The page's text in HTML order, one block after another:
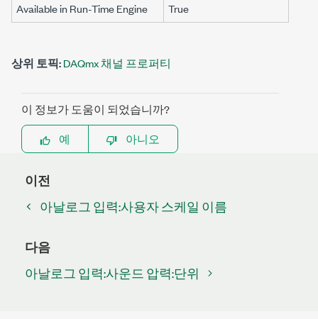
Available in Run-Time Engine
True
상위 토픽:DAQmx 채널 프로퍼티
이 정보가 도움이 되었습니까?
예
아니오
이전
아날로그 입력:사용자 스케일 이름
다음
아날로그 입력:사운드 압력:단위